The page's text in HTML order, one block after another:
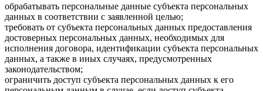
обрабатывать персональные данные субъекта персональных
данных в соответствии с заявленной целью;
требовать от субъекта персональных данных предоставления
достоверных персональных данных, необходимых для
исполнения договора, идентификации субъекта персональных
данных, а также в иных случаях, предусмотренных
законодательством;
ограничить доступ субъекта персональных данных к его